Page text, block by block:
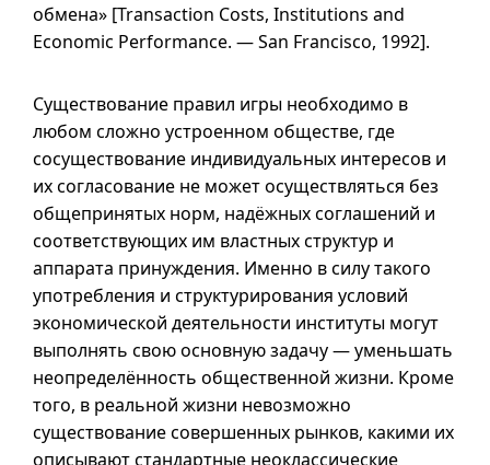
обмена» [Transaction Costs, Institutions and
Economic Performance. — San Francisco, 1992].
Существование правил игры необходимо в
любом сложно устроенном обществе, где
сосуществование индивидуальных интересов и
их согласование не может осуществляться без
общепринятых норм, надёжных соглашений и
соответствующих им властных структур и
аппарата принуждения. Именно в силу такого
употребления и структурирования условий
экономической деятельности институты могут
выполнять свою основную задачу — уменьшать
неопределённость общественной жизни. Кроме
того, в реальной жизни невозможно
существование совершенных рынков, какими их
описывают стандартные неоклассические